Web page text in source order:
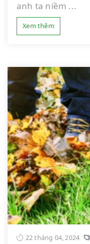
anh ta niềm ...
Xem thêm
22 tháng 04, 2024